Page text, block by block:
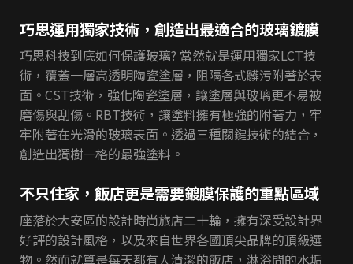
巧思運用獨家技術，創造出最適合的玻璃鍍膜
巧思科技到底如何保護玻璃? 當然就是運用獨家LCT技
術，覆蓋一層高透明陶瓷塗層，阻隔各式髒污附著於表
面。CST技術，強化陶瓷塗層，讓塗層與玻璃更不易被
磨傷與刮傷。RBT技術，讓塗料擁有極強的附著力，牢
牢附著在光滑的玻璃表面。透過三種關鍵技術的結合，
創造出獨樹一格的最強塗料。
不只住家，飯店更是需要鍍膜保護的重點區域
座落於大安區的設計時尚旅店二十輪，擁有深受設計界
好評的設計風格，以及來自世界各國頂尖品牌的頂級選
物。然而就算是每天都有人清潔的飯店，淋浴間的水垢